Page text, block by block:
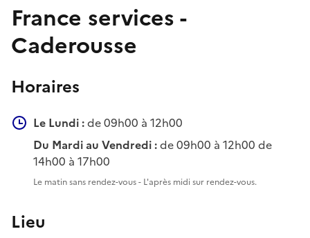
France services -
Caderousse
Horaires
Le Lundi :de 09h00 à 12h00
Du Mardi au Vendredi :de 09h00 à 12h00 de
14h00 à 17h00
Le matin sans rendez-vous - L'après midi sur rendez-vous.
Lieu